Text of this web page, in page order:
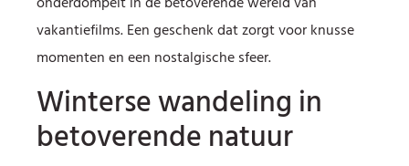
vakantiefilms. Een geschenk dat zorgt voor knusse
momenten en een nostalgische sfeer.
Winterse wandeling in
betoverende natuur